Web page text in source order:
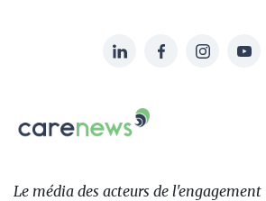
sur:
LinkedInFacebookInstagram
Le
des
Le média des acteurs de l'engagement